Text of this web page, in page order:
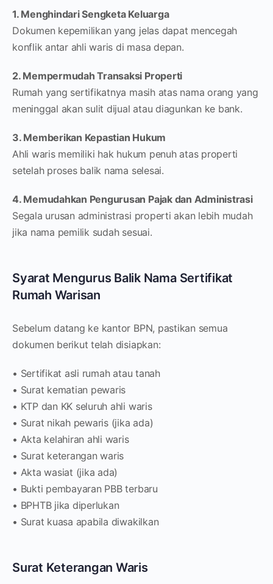
1. Menghindari Sengketa Keluarga
Dokumen kepemilikan yang jelas dapat mencegah
konflik antar ahli waris di masa depan.
2. Mempermudah Transaksi Properti
Rumah yang sertifikatnya masih atas nama orang yang
meninggal akan sulit dijual atau diagunkan ke bank.
3. Memberikan Kepastian Hukum
Ahli waris memiliki hak hukum penuh atas properti
setelah proses balik nama selesai.
4. Memudahkan Pengurusan Pajak dan Administrasi
Segala urusan administrasi properti akan lebih mudah
jika nama pemilik sudah sesuai.
Syarat Mengurus Balik Nama Sertifikat
Rumah Warisan
Sebelum datang ke kantor BPN, pastikan semua
dokumen berikut telah disiapkan:
• Sertifikat asli rumah atau tanah
• Surat kematian pewaris
• KTP dan KK seluruh ahli waris
• Surat nikah pewaris (jika ada)
• Akta kelahiran ahli waris
• Surat keterangan waris
• Akta wasiat (jika ada)
• Bukti pembayaran PBB terbaru
• BPHTB jika diperlukan
• Surat kuasa apabila diwakilkan
Surat Keterangan Waris